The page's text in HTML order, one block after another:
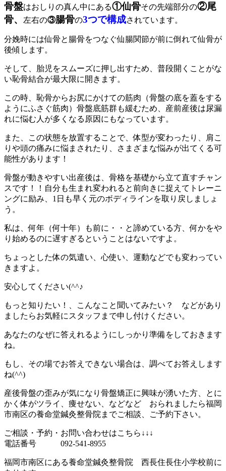
骨盤はおしりの真ん中にある①仙骨その先端部分の②尾
骨、
左右の③腸骨の3つで構成されています。
分娩時には仙骨と腸骨をつなぐ仙腸関節が前に倒れて仙骨が
後傾します。
そして、胎児をスムーズに押し出すため、普段開くことがな
い恥骨結合が最大限に開きます。
この時、恥骨からお尻にかけての筋肉（骨盤の底を蓋をする
ようにふさぐ筋肉）骨盤底筋群も緩むため、産前産後は尿漏
れに悩む人が多くなる原因にもなっています。
また、この状態を放置することで、体型が変わったり、肩こ
りや頭の痛みに悩まされたり、さまざまな悩みが出てくる可
能性があります！
骨盤が動きやすい出産後は、骨格を基礎から立て直すチャン
スです！！自分も生まれ変われると前向きに捉えてトレーニ
ングに励み、1日も早く元のボディラインを取り戻しましょ
う。
私は、何年（何十年）も前に・・と諦めている方、何かをや
り始めるのに遅すぎるということはないですよ。
ちょっとした体の気遣い、心使い、運動などでも変わってい
きますよ。
安心してください(^^♪
もっと知りたい！、こんなこと聞いてみたい？ などがあり
ましたらお気軽にスタッフまで申し付けください。
あなたのなぜに答えれるようにしっかり準備をしておきます
ね。
もし、その場でお答えできない場合は、調べてお答えします
ね(^^)
産後骨盤の歪みが気になり骨盤矯正に興味が湧いた方、とに
かく体がツライ、痩せない、などなど おられましたら福岡
市南区の養命堂鍼灸整骨院までご相談、ご予約下さい。
ご相談・予約・お問い合わせはこちら↓↓↓
電話番号 092-541-8955
福岡市南区にある養命堂鍼灸整骨院 西長住長住小学校前に